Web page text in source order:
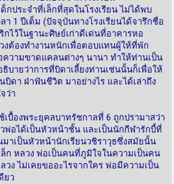
กประจำที่เล็กที่สุดในโรงเรียน ไม่ได้พบ
า 1 ปีเต็ม (ปัจจุบันทางโรงเรียนได้จารึกชื่อ
กไว้ในฐานะศิษย์เก่าดีเด่นที่อาคารหอ
งต้องทำงานหนักเพื่อตอบแทนผู้ให้ที่พัก
วามขาดแคลนต่างๆ นานา ทำให้ท่านเป็น
บายว่าการที่บิดาเลี้ยงท่านเช่นนั้นก็เพื่อให้
บิดา ฝ่าฟันชีวิต มาอย่างไร และได้เล่าถึง
ว่า
งพระยุคลบาทรัชกาลที่ 6 ถูกปรามาสว่า
พ่อได้เป็นหัวหน้าชั้น และเป็นนักกีฬารักบี้ที่
าเป็นหัวหน้านักเรียนวชิราวุธซึ่งสมัยนั้น
ล็ก หลวง พ่อเป็นคนที่ภูมิใจในความเป็นคน
วง ไม่เคยขออะไรจากใคร พ่อมีความเป็น
ยว